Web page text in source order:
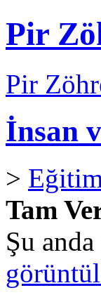
Pir
Pir
İnsan
>
Tam
Şu anda